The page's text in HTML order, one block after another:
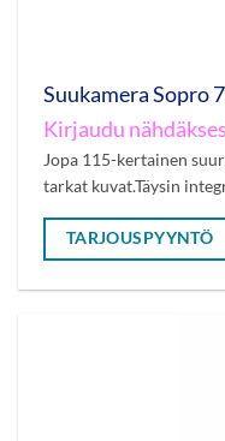
Suukamera Sopro
Kirjaudu
Jopa 115-kertainen
tarkat kuvat.Täysin
TARJOUSPYYNTÖ